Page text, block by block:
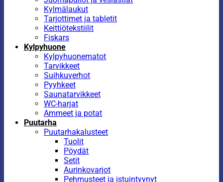
Kylmälaukut
Tarjottimet ja tabletit
Keittiötekstiilit
Fiskars
Kylpyhuone
Kylpyhuonematot
Tarvikkeet
Suihkuverhot
Pyyhkeet
Saunatarvikkeet
WC-harjat
Ammeet ja potat
Puutarha
Puutarhakalusteet
Tuolit
Pöydät
Setit
Aurinkovarjot
Pehmusteet ja istuintyynyt